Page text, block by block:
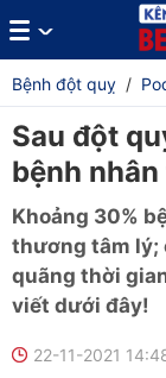
Bệnh đột quỵ /
Sau đột
bệnh
Khoảng 30%
thương tâm lý;
quãng thời
viết dưới đây!
22-11-2021